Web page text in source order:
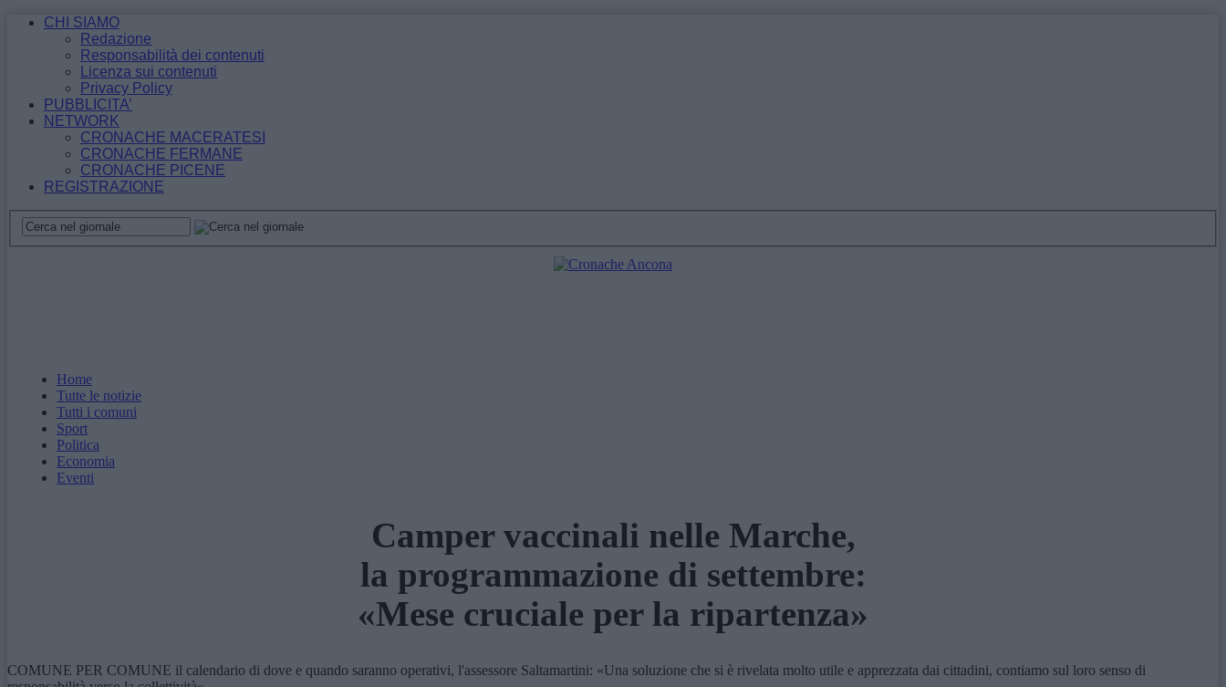
CHI SIAMO
Redazione
Responsabilità dei contenuti
Licenza sui contenuti
Privacy Policy
PUBBLICITA’
NETWORK
CRONACHE MACERATESI
CRONACHE FERMANE
CRONACHE PICENE
REGISTRAZIONE
Home
Tutte le notizie
Tutti i comuni
Sport
Politica
Economia
Eventi
Camper vaccinali nelle Marche,
la programmazione di settembre:
«Mese cruciale per la ripartenza»
COMUNE PER COMUNE il calendario di dove e quando saranno operativi, l'assessore Saltamartini: «Una soluzione che si è rivelata molto utile e apprezzata dai cittadini, contiamo sul loro senso di